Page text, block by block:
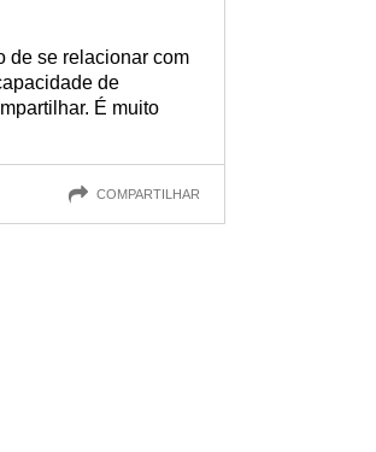
de se relacionar com
de
É muito
COMPARTILHAR